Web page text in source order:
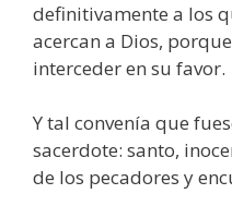
definitivamente a los
acercan a Dios,
interceder en su favor.
Y tal convenía que
sacerdote: santo,
de los pecadores y